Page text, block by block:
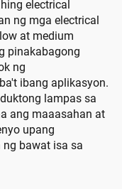
electrical
ng mga electrical
at medium
pinakabagong
ng
ibang aplikasyon.
lampas sa
ang maaasahan at
upang
bawat isa sa